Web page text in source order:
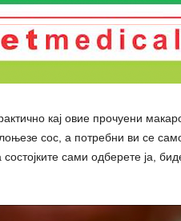
кај овие пpoчуени
сос, а потребни ви се
состојките сами одберете ја,